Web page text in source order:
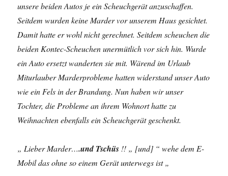
unsere beiden Autos je ein Scheuchgerät anzuschaffen.
Seitdem wurden keine Marder vor unserem Haus gesichtet.
Damit hatte er wohl nicht gerechnet. Seitdem scheuchen die
beiden Kontec-Scheuchen unermütlich vor sich hin. Wurde
ein Auto ersetzt wanderten sie mit. Wärend im Urlaub
Miturlauber Marderprobleme hatten widerstand unser Auto
wie ein Fels in der Brandung. Nun haben wir unser
Tochter, die Probleme an ihrem Wohnort hatte zu
Weihnachten ebenfalls ein Scheuchgerät geschenkt.
„ Lieber Marder….und Tschüs!! „ [und] “ wehe dem E-
Mobil das ohne so einem Gerät unterwegs ist „